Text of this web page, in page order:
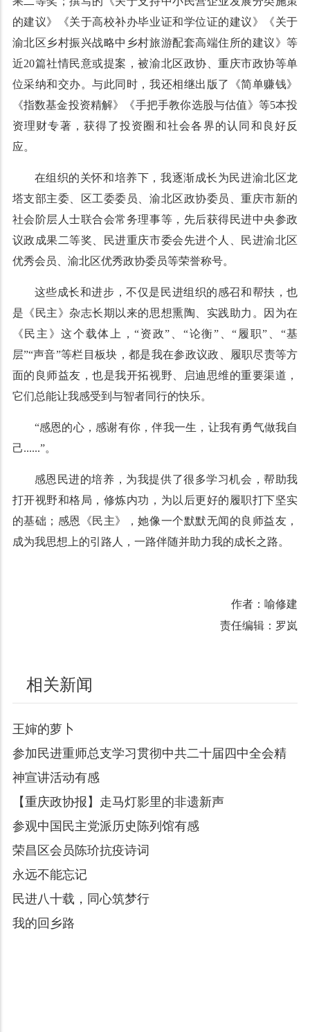
的建议》《关于高校补办毕业证和学位证的建议》《关于
渝北区乡村振兴战略中乡村旅游配套高端住所的建议》等
近20篇社情民意或提案，被渝北区政协、重庆市政协等单
位采纳和交办。与此同时，我还相继出版了《简单赚钱》
《指数基金投资精解》《手把手教你选股与估值》等5本投
资理财专著，获得了投资圈和社会各界的认同和良好反
应。
在组织的关怀和培养下，我逐渐成长为民进渝北区龙
塔支部主委、区工委委员、渝北区政协委员、重庆市新的
社会阶层人士联合会常务理事等，先后获得民进中央参政
议政成果二等奖、民进重庆市委会先进个人、民进渝北区
优秀会员、渝北区优秀政协委员等荣誉称号。
这些成长和进步，不仅是民进组织的感召和帮扶，也
是《民主》杂志长期以来的思想熏陶、实践助力。因为在
《民主》这个载体上，“资政”、“论衡”、“履职”、“基
层”“声音”等栏目板块，都是我在参政议政、履职尽责等方
面的良师益友，也是我开拓视野、启迪思维的重要渠道，
它们总能让我感受到与智者同行的快乐。
“感恩的心，感谢有你，伴我一生，让我有勇气做我自
己......”。
感恩民进的培养，为我提供了很多学习机会，帮助我
打开视野和格局，修炼内功，为以后更好的履职打下坚实
的基础；感恩《民主》，她像一个默默无闻的良师益友，
成为我思想上的引路人，一路伴随并助力我的成长之路。
作者：喻修建
责任编辑：罗岚
相关新闻
王婶的萝卜
参加民进重师总支学习贯彻中共二十届四中全会精
神宣讲活动有感
【重庆政协报】走马灯影里的非遗新声
参观中国民主党派历史陈列馆有感
荣昌区会员陈玠抗疫诗词
永远不能忘记
民进八十载，同心筑梦行
我的回乡路